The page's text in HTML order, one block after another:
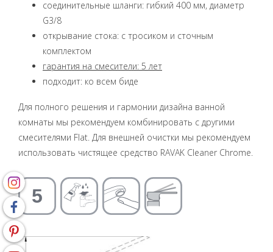
соединительные шланги: гибкий 400 мм, диаметр
G3/8
открывание стока: с тросиком и сточным
комплектом
гарантия на смесители: 5 лет
подходит: ко всем биде
Для полного решения и гармонии дизайна ванной
комнаты мы рекомендуем комбинировать с другими
смесителями Flat. Для внешней очистки мы рекомендуем
использовать чистящее средство RAVAK Cleaner Chrome.